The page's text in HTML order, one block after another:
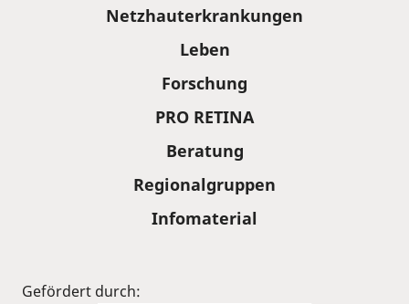
Netzhauterkrankungen
Leben
Forschung
PRO RETINA
Beratung
Regionalgruppen
Infomaterial
Gefördert durch: